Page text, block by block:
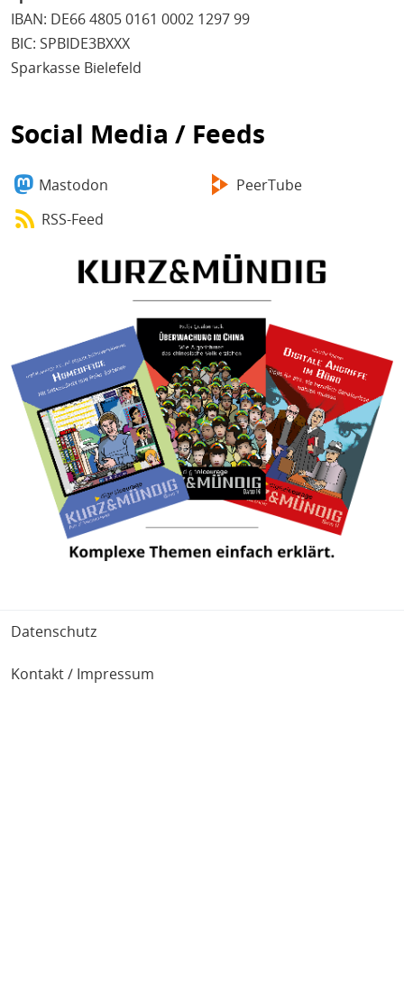
IBAN: DE66 4805 0161 0002 1297 99
BIC: SPBIDE3BXXX
Sparkasse Bielefeld
Social Media / Feeds
Mastodon
PeerTube
RSS-Feed
Fußbereich
Datenschutz
Kontakt / Impressum